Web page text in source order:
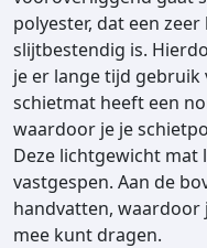
polyester, dat een
slijtbestendig is.
je er lange tijd gebruik
schietmat heeft een
waardoor je je
Deze lichtgewicht mat
vastgespen. Aan de
handvatten, waardoor
mee kunt dragen.